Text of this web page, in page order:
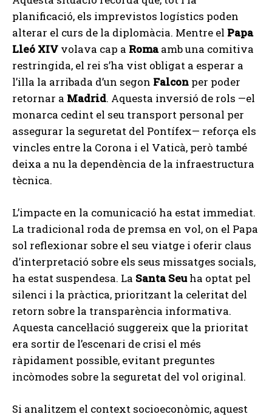
planificació, els imprevistos logístics poden
alterar el curs de la diplomàcia. Mentre el Papa
Lleó XIV volava cap a Romaamb una comitiva
restringida, el rei s’ha vist obligat a esperar a
l’illa la arribada d’un segon Falcon per poder
retornar a Madrid. Aquesta inversió de rols —el
monarca cedint el seu transport personal per
assegurar la seguretat del Pontífex— reforça els
vincles entre la Corona i el Vaticà, però també
deixa a nu la dependència de la infraestructura
tècnica.
L’impacte en la comunicació ha estat immediat.
La tradicional roda de premsa en vol, on el Papa
sol reflexionar sobre el seu viatge i oferir claus
d’interpretació sobre els seus missatges socials,
ha estat suspendesa. La Santa Seuha optat pel
silenci i la pràctica, prioritzant la celeritat del
retorn sobre la transparència informativa.
Aquesta cancel·lació suggereix que la prioritat
era sortir de l’escenari de crisi el més
ràpidament possible, evitant preguntes
incòmodes sobre la seguretat del vol original.
Si analitzem el context socioeconòmic, aquest